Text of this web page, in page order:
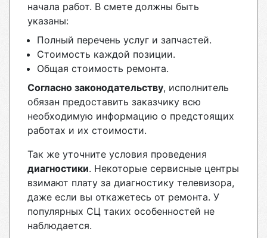
начала работ. В смете должны быть
указаны:
Полный перечень услуг и запчастей.
Стоимость каждой позиции.
Общая стоимость ремонта.
Согласно законодательству, исполнитель
обязан предоставить заказчику всю
необходимую информацию о предстоящих
работах и их стоимости.
Так же уточните условия проведения
диагностики. Некоторые сервисные центры
взимают плату за диагностику телевизора,
даже если вы откажетесь от ремонта. У
популярных СЦ таких особенностей не
наблюдается.